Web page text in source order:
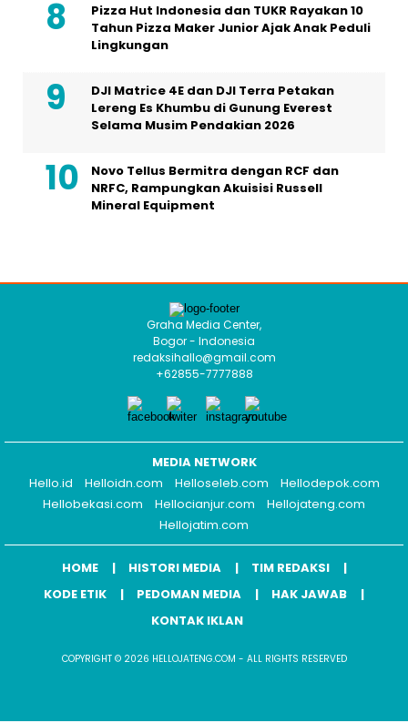
Pizza Hut Indonesia dan TUKR Rayakan 10
Tahun Pizza Maker Junior Ajak Anak Peduli
Lingkungan
DJI Matrice 4E dan DJI Terra Petakan
Lereng Es Khumbu di Gunung Everest
Selama Musim Pendakian 2026
Novo Tellus Bermitra dengan RCF dan
NRFC, Rampungkan Akuisisi Russell
Mineral Equipment
Graha Media Center,
Bogor - Indonesia
redaksihallo@gmail.com
+62855-7777888
MEDIA NETWORK
Hello.id
Helloidn.com Helloseleb.com
Hellodepok.com
Hellobekasi.com
Hellocianjur.com
Hellojateng.com
Hellojatim.com
HOME HISTORI MEDIA
TIM REDAKSI
KODE ETIK
PEDOMAN MEDIA
HAK JAWAB
KONTAK IKLAN
COPYRIGHT © 2026 HELLOJATENG.COM - ALL RIGHTS RESERVED